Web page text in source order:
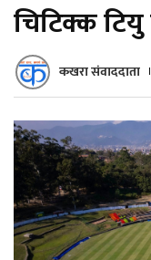
चिटिक्क टियु
कखरा संवाददाता